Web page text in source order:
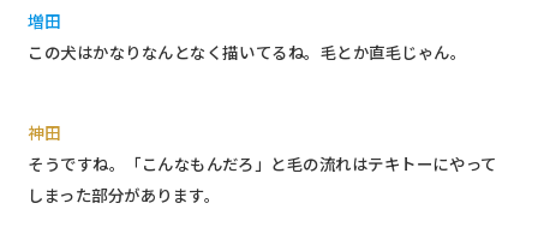
増田
この犬はかなりなんとなく描いてるね。毛とか直毛じゃん。
神田
そうですね。「こんなもんだろ」と毛の流れはテキトーにやって
しまった部分があります。